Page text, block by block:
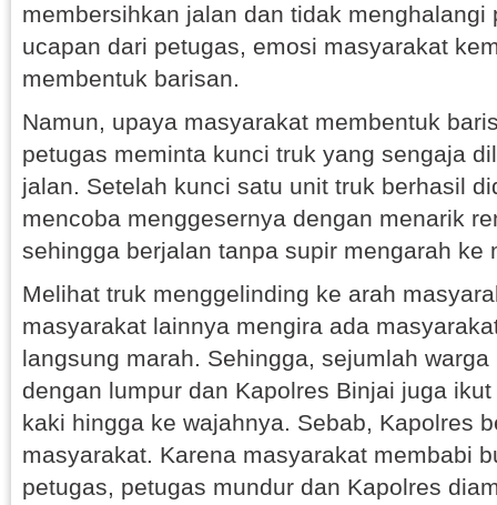
membersihkan jalan dan tidak menghalangi
ucapan dari petugas, emosi masyarakat
membentuk barisan.
Namun, upaya masyarakat membentuk
petugas meminta kunci truk yang sengaja
jalan. Setelah kunci satu unit truk berhasil
mencoba menggesernya dengan menarik
sehingga berjalan tanpa supir mengarah ke
Melihat truk menggelinding ke arah
masyarakat lainnya mengira ada
langsung marah. Sehingga, sejumlah
dengan lumpur dan Kapolres Binjai juga
kaki hingga ke wajahnya. Sebab, Kapolres
masyarakat. Karena masyarakat membabi
petugas, petugas mundur dan Kapolres